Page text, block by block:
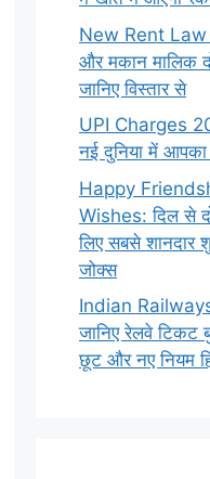
New Rent Law
और मकान मालिक
जानिए विस्तार से
UPI Charges
नई दुनिया में आपका
Happy
Wishes: दिल से
लिए सबसे
जोक्स
Indian
जानिए रेलवे टिकट
छूट और नए नियम